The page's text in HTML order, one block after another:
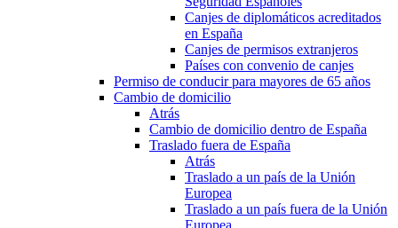
Canjes de diplomáticos acreditados
en España
Canjes de permisos extranjeros
Países con convenio de canjes
Permiso de conducir para mayores de 65 años
Cambio de domicilio
Atrás
Cambio de domicilio dentro de España
Traslado fuera de España
Atrás
Traslado a un país de la Unión
Europea
Traslado a un país fuera de la Unión